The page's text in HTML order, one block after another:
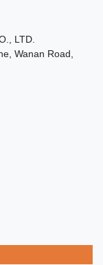
LTD.
Wanan Road,